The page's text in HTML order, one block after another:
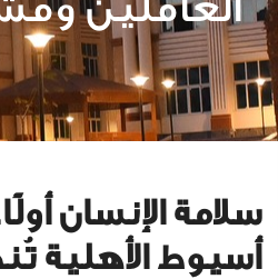
سلامة الإنسان
أسيوط الأهلية